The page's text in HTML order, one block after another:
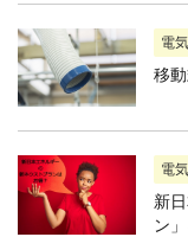
電
移
電
新
ン